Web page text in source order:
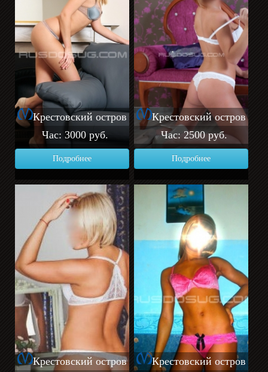
Крестовский остров
Час: 3000 руб.
Подробнее
Крестовский остров
Час: 2500 руб.
Подробнее
Крестовский остров
Крестовский остров